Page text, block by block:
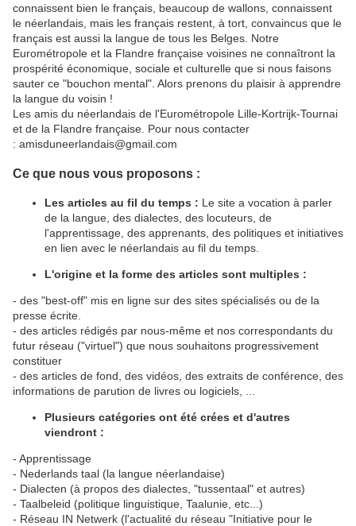
connaissent bien le français, beaucoup de wallons, connaissent
le néerlandais, mais les français restent, à tort, convaincus que le
français est aussi la langue de tous les Belges. Notre
Eurométropole et la Flandre française voisines ne connaîtront la
prospérité économique, sociale et culturelle que si nous faisons
sauter ce "bouchon mental". Alors prenons du plaisir à apprendre
la langue du voisin !
Les amis du néerlandais de l'Eurométropole Lille-Kortrijk-Tournai
et de la Flandre française. Pour nous contacter
: amisduneerlandais@gmail.com
Ce que nous vous proposons :
Les articles au fil du temps : Le site a vocation à parler
de la langue, des dialectes, des locuteurs, de
l'apprentissage, des apprenants, des politiques et initiatives
en lien avec le néerlandais au fil du temps.
L'origine et la forme des articles sont multiples :
- des "best-off" mis en ligne sur des sites spécialisés ou de la
presse écrite.
- des articles rédigés par nous-même et nos correspondants du
futur réseau ("virtuel") que nous souhaitons progressivement
constituer
- des articles de fond, des vidéos, des extraits de conférence, des
informations de parution de livres ou logiciels, ...
Plusieurs catégories ont été crées et d'autres
viendront :
- Apprentissage
- Nederlands taal (la langue néerlandaise)
- Dialecten (à propos des dialectes, "tussentaal" et autres)
- Taalbeleid (politique linguistique, Taalunie, etc...)
- Réseau IN Netwerk (l'actualité du réseau "Initiative pour le